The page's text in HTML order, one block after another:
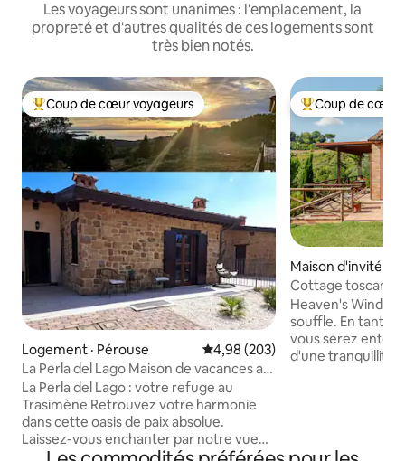
Les voyageurs sont unanimes : l'emplacement, la
propreté et d'autres qualités de ces logements sont
très bien notés.
Coup de cœur voyageurs parmi les plus aimés
Coup de cœur voyageurs
Logement · Pérouse Note moyenne de 4,98 sur 5,
4,98 (203)
La Perla del Lago Maison de vacances au
lac Trasimène
La Perla del Lago : votre refuge au
Trasimène ​Retrouvez votre harmonie
dans cette oasis de paix absolue.
Laissez-vous enchanter par notre vue
magique et les couchers de soleil que le
Coup de cœur
Coup de cœur
Maison d'invité ·
Cottage toscan
paradisiaque
Heaven's
souffle. En tant
vous serez
d'une tranquillité